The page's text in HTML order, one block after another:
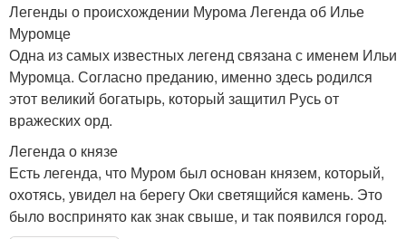
Легенды о происхождении Мурома Легенда об Илье
Муромце
Одна из самых известных легенд связана с именем Ильи
Муромца. Согласно преданию, именно здесь родился
этот великий богатырь, который защитил Русь от
вражеских орд.
Легенда о князе
Есть легенда, что Муром был основан князем, который,
охотясь, увидел на берегу Оки светящийся камень. Это
было воспринято как знак свыше, и так появился город.